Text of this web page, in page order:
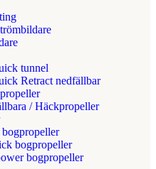
tunnel
Retract nedfällbar
/ Häckpropeller
bogpropeller
bogpropeller